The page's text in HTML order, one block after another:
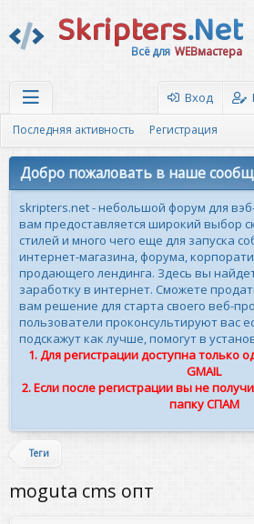
Skripters.Net
Всё для WEBмастера
Вход
Последняя активность Регистрация
Добро пожаловать в наше
skripters.net - небольшой форум для
вам предоставляется широкий выбор
стилей и много чего еще для запуска
интернет-магазина, форума,
продающего лендинга. Здесь вы
заработку в интернет. Сможете
вам решение для старта своего веб-
пользователи проконсультируют вас
подскажут как лучше, помогут в
1. Для регистрации доступна только
GMAIL
2. Если после регистрации вы не
папку СПАМ
Теги
moguta cms опт